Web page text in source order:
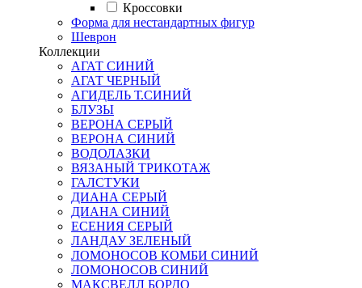
Кроссовки
Форма для нестандартных фигур
Шеврон
Коллекции
АГАТ СИНИЙ
АГАТ ЧЕРНЫЙ
АГИДЕЛЬ Т.СИНИЙ
БЛУЗЫ
ВЕРОНА СЕРЫЙ
ВЕРОНА СИНИЙ
ВОДОЛАЗКИ
ВЯЗАНЫЙ ТРИКОТАЖ
ГАЛСТУКИ
ДИАНА СЕРЫЙ
ДИАНА СИНИЙ
ЕСЕНИЯ СЕРЫЙ
ЛАНДАУ ЗЕЛЕНЫЙ
ЛОМОНОСОВ КОМБИ СИНИЙ
ЛОМОНОСОВ СИНИЙ
МАКСВЕЛЛ БОРДО